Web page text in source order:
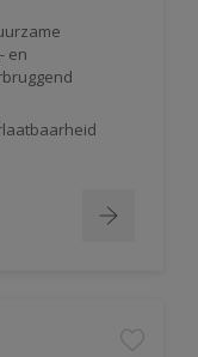
en